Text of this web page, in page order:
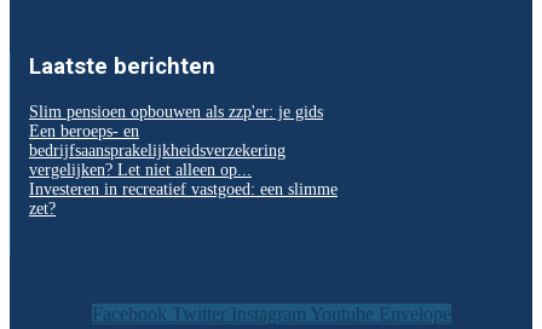
Laatste berichten
Slim pensioen opbouwen als zzp'er: je gids
Een beroeps- en
bedrijfsaansprakelijkheidsverzekering
vergelijken? Let niet alleen op...
Investeren in recreatief vastgoed: een slimme
zet?
Facebook Twitter Instagram Youtube Envelope